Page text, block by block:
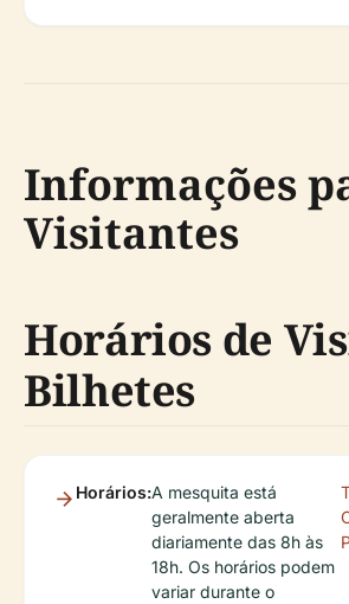
Informações
Visitantes
Horários de
Bilhetes
Horários:A mesquita está
geralmente aberta
diariamente das 8h às
18h. Os horários podem
variar durante o